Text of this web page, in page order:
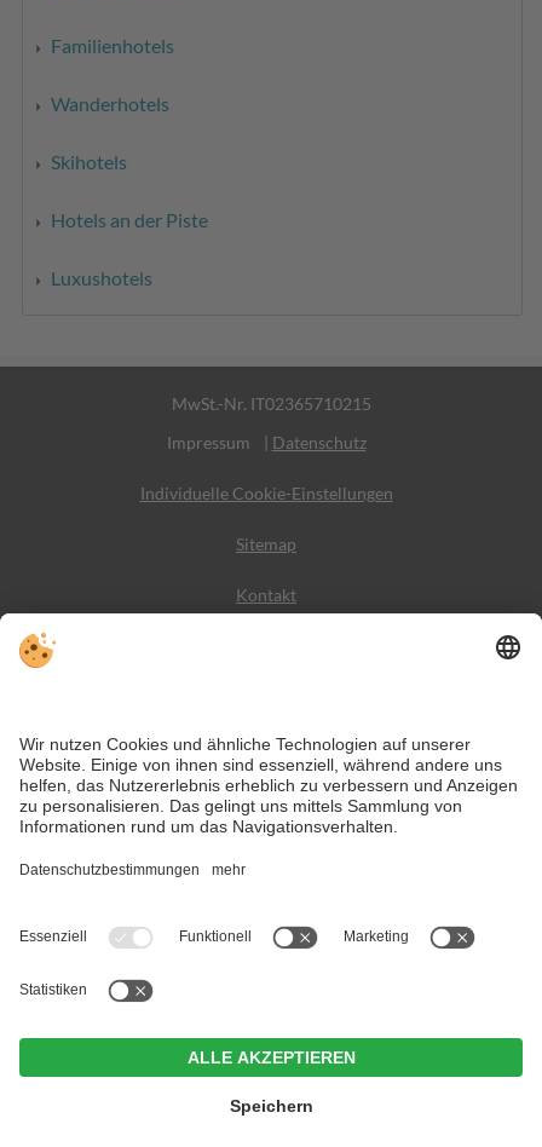
Familienhotels
Wanderhotels
Skihotels
Hotels an der Piste
Luxushotels
MwSt.-Nr. IT02365710215
Impressum
| Datenschutz
Individuelle Cookie-Einstellungen
Sitemap
Kontakt
VIVODolomiti ist das Reiseportal für unvergesslichen
Bergurlaub – mit Unterkünften und Angeboten in den
Dolomiten, im UNESCO Weltnaturerbe.
Trotz genauer Arbeit und ständigem Aktualisieren der Inhalte, können Fehler
auftreten. Wir übernehmen keine Gewähr für die Richtigkeit und
Vollständigkeit aller Informationen.
Informieren Sie sich sicherheitshalber nochmals beim Veranstalter vor Ort